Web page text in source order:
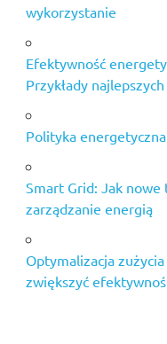
wykorzystanie
Efektywność
Przykłady
Polityka
Smart Grid: Jak nowe
zarządzanie energią
Optymalizacja
zwiększyć